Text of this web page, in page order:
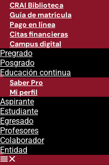
CRAI Biblioteca
Guía de matrícula
Pago en línea
Citas financieras
Campus digital
Pregrado
Posgrado
Educación continua
Saber Pro
Mi perfil
Aspirante
Estudiante
Egresado
Profesores
Colaborador
Entidad